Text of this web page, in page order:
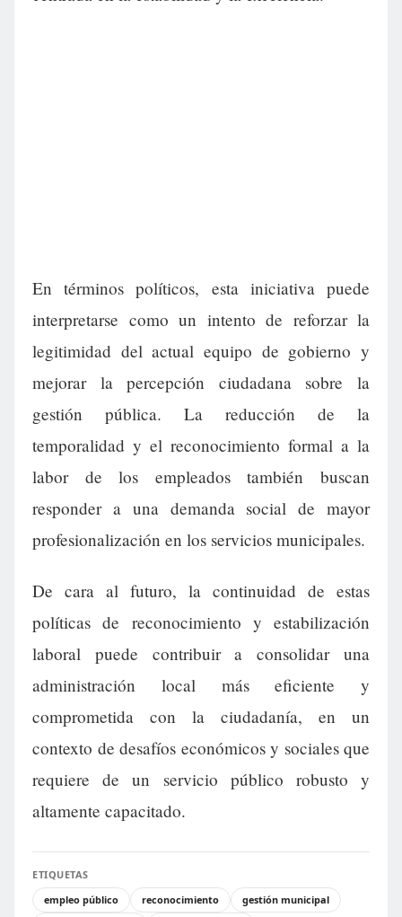
En términos políticos, esta iniciativa puede
interpretarse como un intento de reforzar la
legitimidad del actual equipo de gobierno y
mejorar la percepción ciudadana sobre la
gestión pública. La reducción de la
temporalidad y el reconocimiento formal a la
labor de los empleados también buscan
responder a una demanda social de mayor
profesionalización en los servicios municipales.
De cara al futuro, la continuidad de estas
políticas de reconocimiento y estabilización
laboral puede contribuir a consolidar una
administración local más eficiente y
comprometida con la ciudadanía, en un
contexto de desafíos económicos y sociales que
requiere de un servicio público robusto y
altamente capacitado.
ETIQUETAS
empleo público
reconocimiento
gestión municipal